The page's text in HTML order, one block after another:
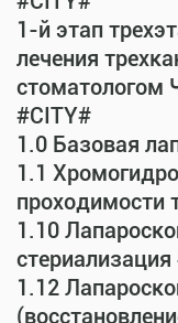
1-й этап
лечения
стоматологом
#CITY#
1.0 Базовая
1.1
проходимости
1.10
1.12